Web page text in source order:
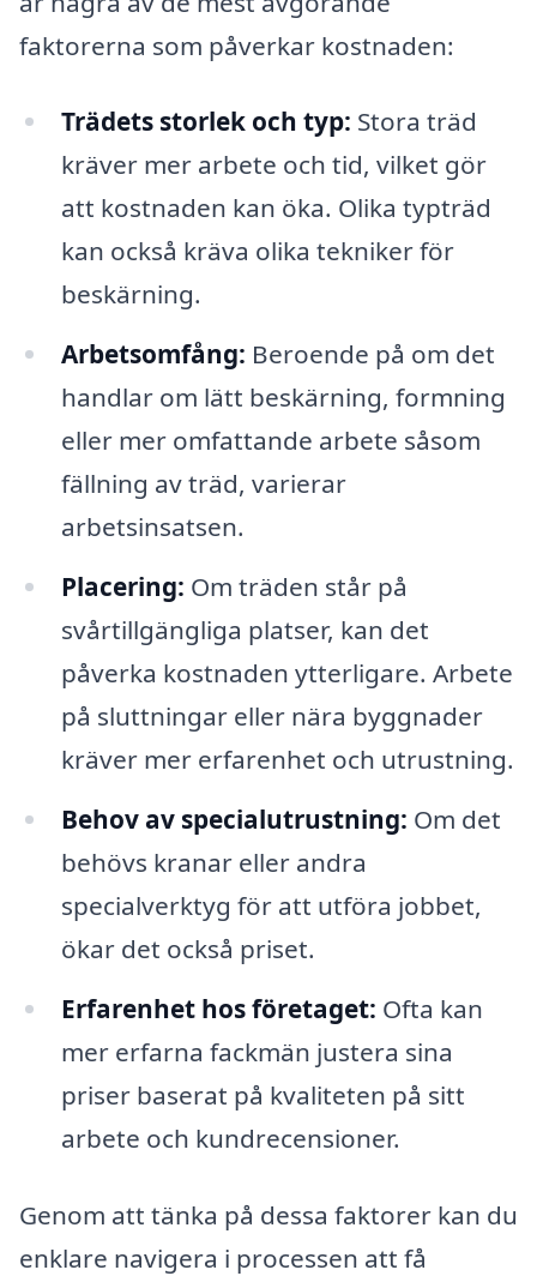
faktorerna som påverkar kostnaden:
Trädets storlek och typ: Stora träd
kräver mer arbete och tid, vilket gör
att kostnaden kan öka. Olika typträd
kan också kräva olika tekniker för
beskärning.
Arbetsomfång: Beroende på om det
handlar om lätt beskärning, formning
eller mer omfattande arbete såsom
fällning av träd, varierar
arbetsinsatsen.
Placering: Om träden står på
svårtillgängliga platser, kan det
påverka kostnaden ytterligare. Arbete
på sluttningar eller nära byggnader
kräver mer erfarenhet och utrustning.
Behov av specialutrustning: Om det
behövs kranar eller andra
specialverktyg för att utföra jobbet,
ökar det också priset.
Erfarenhet hos företaget: Ofta kan
mer erfarna fackmän justera sina
priser baserat på kvaliteten på sitt
arbete och kundrecensioner.
Genom att tänka på dessa faktorer kan du
enklare navigera i processen att få